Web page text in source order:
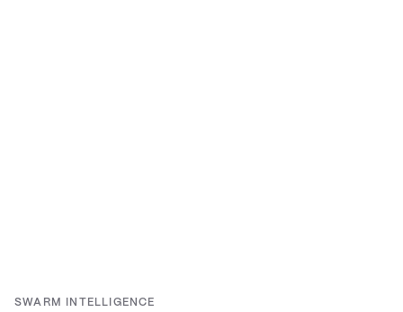
SWARM INTELLIGENCE